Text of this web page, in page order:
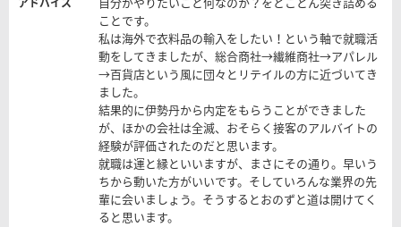
ことです。
私は海外で衣料品の輸入をしたい！という軸で就職活
動をしてきましたが、総合商社→繊維商社→アパレル
→百貨店という風に団々とリテイルの方に近づいてき
ました。
結果的に伊勢丹から内定をもらうことができました
が、ほかの会社は全滅、おそらく接客のアルバイトの
経験が評価されたのだと思います。
就職は運と縁といいますが、まさにその通り。早いう
ちから動いた方がいいです。そしていろんな業界の先
輩に会いましょう。そうするとおのずと道は開けてく
ると思います。